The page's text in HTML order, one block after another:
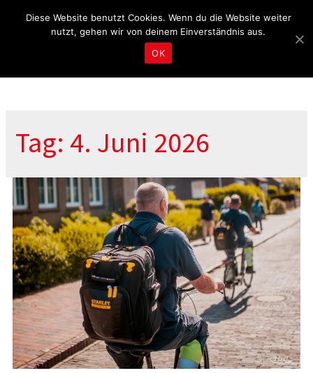
Tag: 4. Juni 2026
Diese Website benutzt Cookies. Wenn du die Website weiter
nutzt, gehen wir von deinem Einverständnis aus.
OK